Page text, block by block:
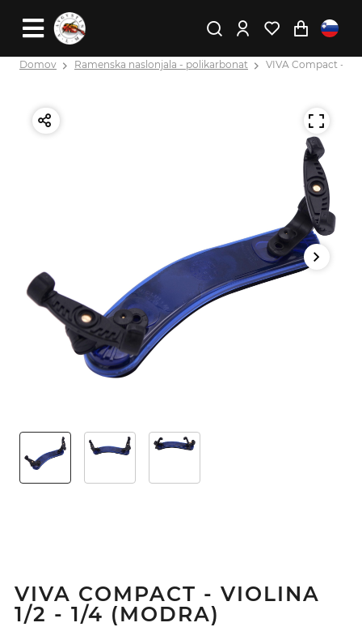
Domov Ramenska naslonjala - polikarbonat VIVA Compact -
VIVA COMPACT - VIOLINA
1/2 - 1/4 (MODRA)